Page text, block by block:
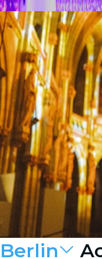
Berlin